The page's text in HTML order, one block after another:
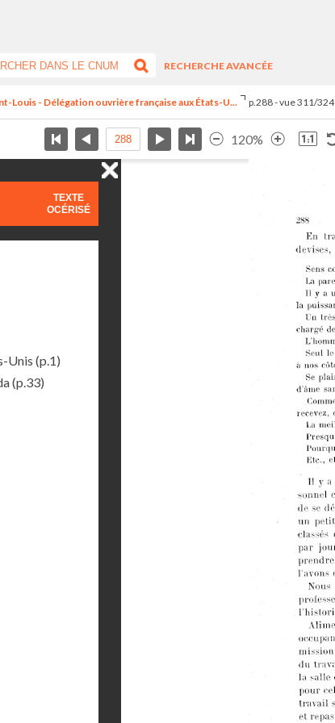
RECHERCHE AVANCÉE
Louis - Délégation ouvrière française aux États-U... p.288 - vue 311/324
120%
TEXTE
OCÉRISÉ
Unis (p.1)
(p.33)